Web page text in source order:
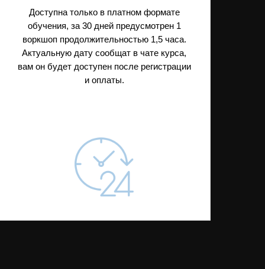
Доступна только в платном формате
обучения, за 30 дней предусмотрен 1
воркшоп продолжительностью 1,5 часа.
Актуальную дату сообщат в чате курса,
вам он будет доступен после регистрации
и оплаты.